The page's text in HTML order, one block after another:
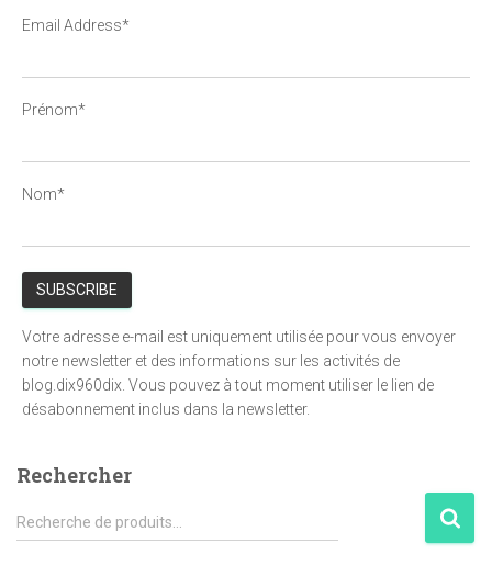
Email Address*
Prénom*
Nom*
Votre adresse e-mail est uniquement utilisée pour vous envoyer
notre newsletter et des informations sur les activités de
blog.dix960dix. Vous pouvez à tout moment utiliser le lien de
désabonnement inclus dans la newsletter.
Rechercher
R
e
Recherche de produits…